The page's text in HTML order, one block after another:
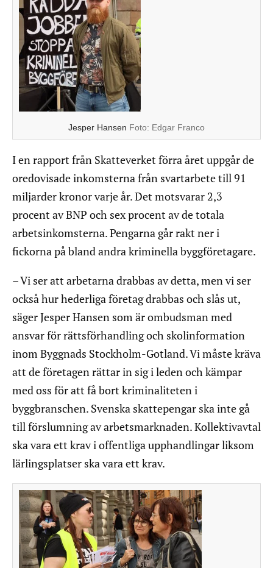
Jesper Hansen Foto: Edgar Franco
I en rapport från Skatteverket förra året uppgår de
oredovisade inkomsterna från svartarbete till 91
miljarder kronor varje år. Det motsvarar 2,3
procent av BNP och sex procent av de totala
arbetsinkomsterna. Pengarna går rakt ner i
fickorna på bland andra kriminella byggföretagare.
– Vi ser att arbetarna drabbas av detta, men vi ser
också hur hederliga företag drabbas och slås ut,
säger Jesper Hansen som är ombudsman med
ansvar för rättsförhandling och skolinformation
inom Byggnads Stockholm-Gotland. Vi måste kräva
att de företagen rättar in sig i leden och kämpar
med oss för att få bort kriminaliteten i
byggbranschen. Svenska skattepengar ska inte gå
till förslumning av arbetsmarknaden. Kollektivavtal
ska vara ett krav i offentliga upphandlingar liksom
lärlingsplatser ska vara ett krav.